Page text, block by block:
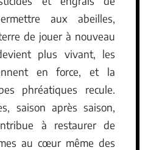
aux abeilles,
de jouer à nouveau
plus vivant, les
en force, et la
phréatiques recule.
saison après saison,
à restaurer de
au cœur même des